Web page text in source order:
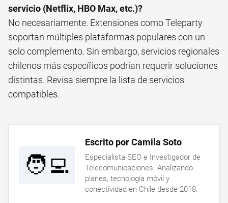
servicio (Netflix, HBO Max, etc.)?
No necesariamente. Extensiones como Teleparty
soportan múltiples plataformas populares con un
solo complemento. Sin embargo, servicios regionales
chilenos más específicos podrían requerir soluciones
distintas. Revisa siempre la lista de servicios
compatibles.
🧑‍💻
Escrito por Camila Soto
Especialista SEO e Investigador de
Telecomunicaciones. Analizando
planes, tecnología móvil y
conectividad en Chile desde 2018.